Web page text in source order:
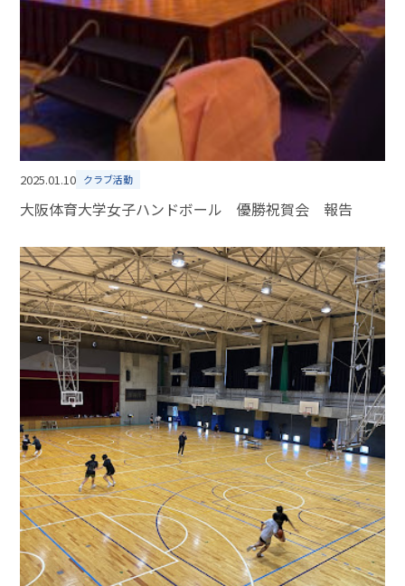
2025.01.10 クラブ活動
大阪体育大学女子ハンドボール 優勝祝賀会 報告